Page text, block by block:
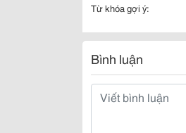
Từ khóa gợi ý:
Bình luận